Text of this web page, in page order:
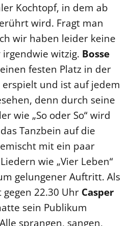
Kochtopf, in dem ab
wird. Fragt man
wir haben leider keine
witzig. Bosse
festen Platz in der
und ist auf jedem
denn durch seine
wie „So oder So“ wird
Tanzbein auf die
mit ein paar
wie „Vier Leben“
gelungener Auftritt. Als
22.30 Uhr Casper
sein Publikum
sprangen, sangen,